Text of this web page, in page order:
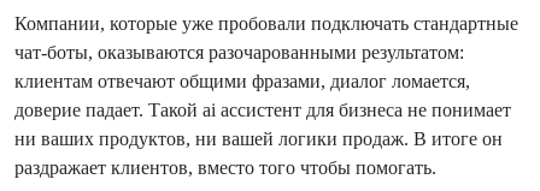
Компании, которые уже пробовали подключать стандартные
чат-боты, оказываются разочарованными результатом:
клиентам отвечают общими фразами, диалог ломается,
доверие падает. Такой ai ассистент для бизнеса не понимает
ни ваших продуктов, ни вашей логики продаж. В итоге он
раздражает клиентов, вместо того чтобы помогать.